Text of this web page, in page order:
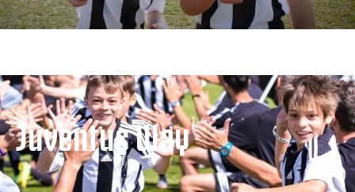
Juventus Way